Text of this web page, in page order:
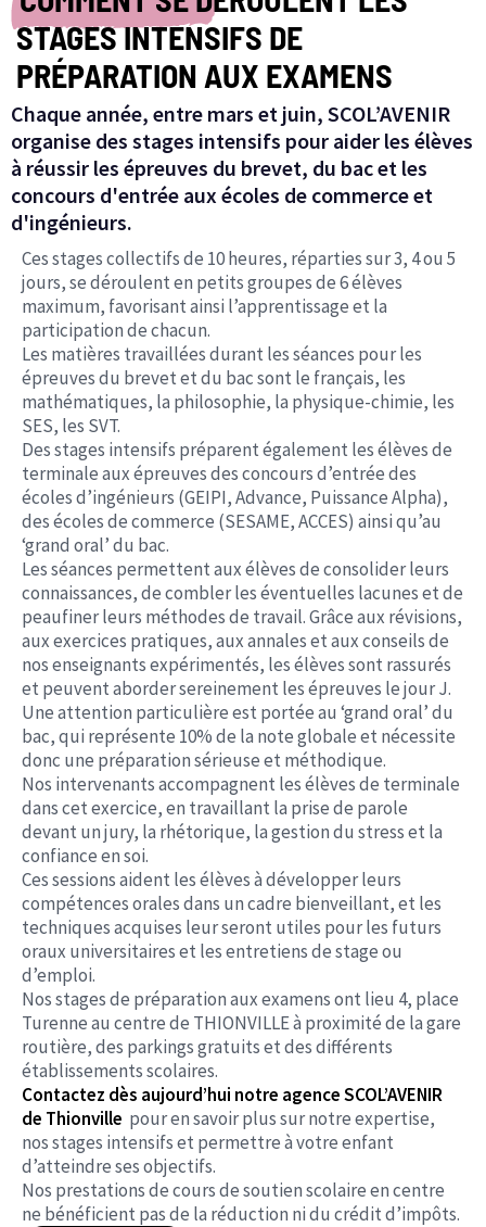
STAGES INTENSIFS DE
PRÉPARATION AUX EXAMENS
Chaque année, entre mars et juin, SCOL’AVENIR
organise des stages intensifs pour aider les élèves
à réussir les épreuves du brevet, du bac et les
concours d'entrée aux écoles de commerce et
d'ingénieurs.
Ces stages collectifs de 10 heures, réparties sur 3, 4 ou 5
jours, se déroulent en petits groupes de 6 élèves
maximum, favorisant ainsi l’apprentissage et la
participation de chacun.
Les matières travaillées durant les séances pour les
épreuves du brevet et du bac sont le français, les
mathématiques, la philosophie, la physique-chimie, les
SES, les SVT.
Des stages intensifs préparent également les élèves de
terminale aux épreuves des concours d’entrée des
écoles d’ingénieurs (GEIPI, Advance, Puissance Alpha),
des écoles de commerce (SESAME, ACCES) ainsi qu’au
‘grand oral’ du bac.
Les séances permettent aux élèves de consolider leurs
connaissances, de combler les éventuelles lacunes et de
peaufiner leurs méthodes de travail. Grâce aux révisions,
aux exercices pratiques, aux annales et aux conseils de
nos enseignants expérimentés, les élèves sont rassurés
et peuvent aborder sereinement les épreuves le jour J.
Une attention particulière est portée au ‘grand oral’ du
bac, qui représente 10% de la note globale et nécessite
donc une préparation sérieuse et méthodique.
Nos intervenants accompagnent les élèves de terminale
dans cet exercice, en travaillant la prise de parole
devant un jury, la rhétorique, la gestion du stress et la
confiance en soi.
Ces sessions aident les élèves à développer leurs
compétences orales dans un cadre bienveillant, et les
techniques acquises leur seront utiles pour les futurs
oraux universitaires et les entretiens de stage ou
d’emploi.
Nos stages de préparation aux examens ont lieu 4, place
Turenne au centre de THIONVILLE à proximité de la gare
routière, des parkings gratuits et des différents
établissements scolaires.
Contactez dès aujourd’hui notre agence SCOL’AVENIR
de Thionville pour en savoir plus sur notre expertise,
nos stages intensifs et permettre à votre enfant
d’atteindre ses objectifs.
Nos prestations de cours de soutien scolaire en centre
ne bénéficient pas de la réduction ni du crédit d’impôts.